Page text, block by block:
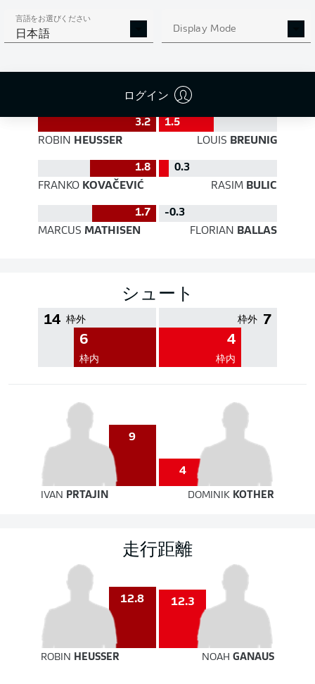
言語をお選びください
日本語 Display Mode
ログイン
519 204
82 % 成功率 58 %
PASS EFFICIENCY
3.2
1.5
ROBIN HEUSSER LOUIS BREUNIG
1.8
0.3
FRANKO KOVAČEVIĆ RASIMBULIC
1.7
-0.3
MARCUS MATHISEN FLORIAN BALLAS
シュート
14 枠外
6
枠内
7
枠外
4
枠内
9
4
IVAN PRTAJIN DOMINIK KOTHER
走行距離
12.8 12.3
ROBIN HEUSSER NOAHGANAUS